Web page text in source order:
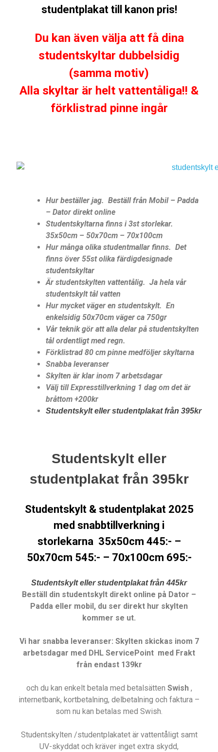
studentplakat till kanon pris!
Du kan även välja att få dina
studentskyltar dubbelsidig
(samma motiv)
Alla skyltar är helt vattentåliga!! &
förklistrad pinne ingår
Hur beställer jag. Beställ från Mobil – Padda
– Dator direkt online
Studentskyltarna finns i 3st storlekar.
35x50cm – 50x70cm – 70x100cm
Hur många olika studentmallar finns. Det
finns över 55st olika färdigdesignade
studentskyltar
Är studentskylten vattentålig. Ja hela vår
studentskylt tål vatten
Hur mycket väger en studentskylt. En
enkelsidig 50x70cm väger ca 750gr
Vår teknik gör att alla delar på studentskylten
tål ordentligt med regn.
Förklistrad 80 cm pinne medföljer skyltarna
Snabba leveranser
Skylten är klar inom 7 arbetsdagar
Välj till Expresstillverkning 1 dag om det är
bråttom +200kr
Studentskylt eller studentplakat från 395kr
Studentskylt eller
studentplakat från 395kr
Studentskylt & studentplakat 2025
med snabbtillverkning i
storlekarna 35x50cm 445:- –
50x70cm 545:- – 70x100cm 695:-
Studentskylt eller studentplakat från 445kr
Beställ din studentskylt direkt online på Dator –
Padda eller mobil, du ser direkt hur skylten
kommer se ut.
Vi har snabba leveranser: Skylten skickas inom 7
arbetsdagar med DHL ServicePoint med Frakt
från endast 139kr
och du kan enkelt betala med betalsätten Swish,
internetbank, kortbetalning, delbetalning och faktura –
som nu kan betalas med Swish.
Studentskylten /studentplakatet är vattentåligt samt
UV-skyddat och kräver inget extra skydd,